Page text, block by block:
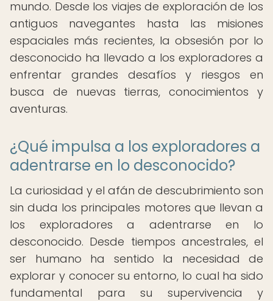
mundo. Desde los viajes de exploración de los
antiguos navegantes hasta las misiones
espaciales más recientes, la obsesión por lo
desconocido ha llevado a los exploradores a
enfrentar grandes desafíos y riesgos en
busca de nuevas tierras, conocimientos y
aventuras.
¿Qué impulsa a los exploradores a
adentrarse en lo desconocido?
La curiosidad y el afán de descubrimiento son
sin duda los principales motores que llevan a
los exploradores a adentrarse en lo
desconocido. Desde tiempos ancestrales, el
ser humano ha sentido la necesidad de
explorar y conocer su entorno, lo cual ha sido
fundamental para su supervivencia y